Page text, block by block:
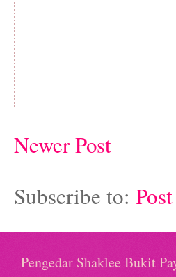
Newer Post
Subscribe to:
Pengedar Shaklee Bukit